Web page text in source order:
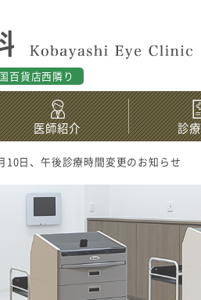
百貨店西隣り
10日、午後診療時間変更のお知らせ
医師紹介 診